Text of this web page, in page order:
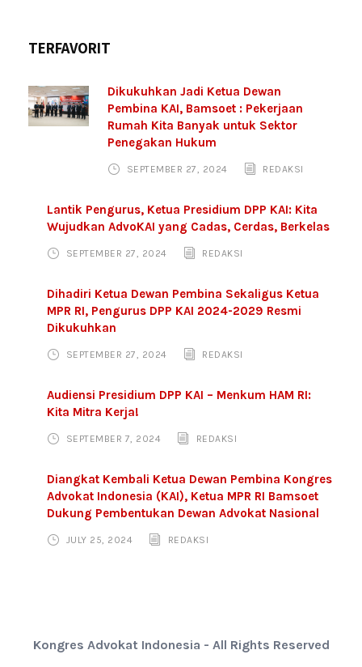
TERFAVORIT
Dikukuhkan Jadi Ketua Dewan
Pembina KAI, Bamsoet : Pekerjaan
Rumah Kita Banyak untuk Sektor
Penegakan Hukum
SEPTEMBER 27, 2024 REDAKSI
Lantik Pengurus, Ketua Presidium DPP KAI: Kita
Wujudkan AdvoKAI yang Cadas, Cerdas, Berkelas
SEPTEMBER 27, 2024 REDAKSI
Dihadiri Ketua Dewan Pembina Sekaligus Ketua
MPR RI, Pengurus DPP KAI 2024-2029 Resmi
Dikukuhkan
SEPTEMBER 27, 2024 REDAKSI
Audiensi Presidium DPP KAI – Menkum HAM RI:
Kita Mitra Kerja!
SEPTEMBER 7, 2024 REDAKSI
Diangkat Kembali Ketua Dewan Pembina Kongres
Advokat Indonesia (KAI), Ketua MPR RI Bamsoet
Dukung Pembentukan Dewan Advokat Nasional
JULY 25, 2024 REDAKSI
Kongres Advokat Indonesia - All Rights Reserved